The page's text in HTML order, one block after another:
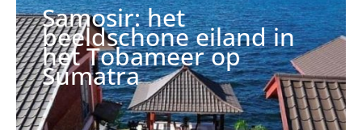
Samosir: het
beeldschone eiland in
het Tobameer op
Sumatra